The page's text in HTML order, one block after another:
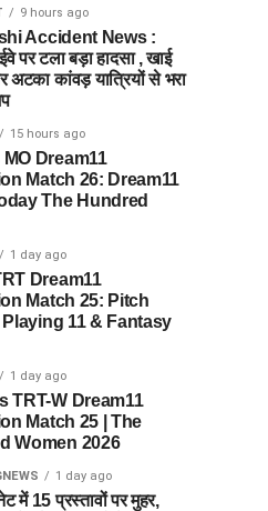
9 hours ago
Accident News :
पर टला बड़ा हादसा , खाई
अटका कांवड़ यात्रियों से भरा
15 hours ago
Dream11
Match 26: Dream11
The Hundred
1 day ago
Dream11
Match 25: Pitch
Playing 11 & Fantasy
1 day ago
TRT-W Dream11
Match 25 | The
Women 2026
1 day ago
में 15 प्रस्तावों पर मुहर,